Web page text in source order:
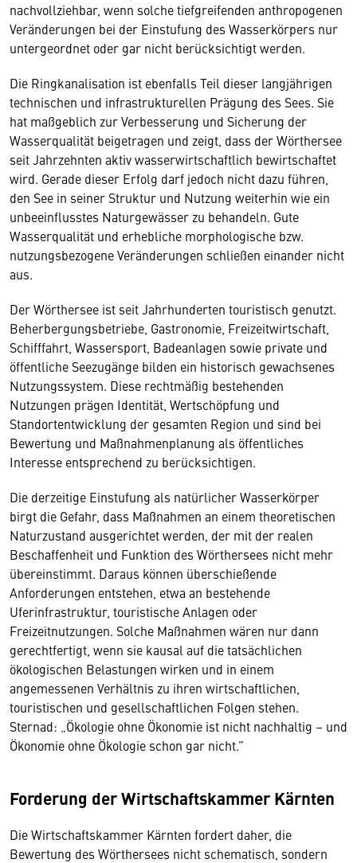
nachvollziehbar, wenn solche tiefgreifenden anthropogenen
Veränderungen bei der Einstufung des Wasserkörpers nur
untergeordnet oder gar nicht berücksichtigt werden.
Die Ringkanalisation ist ebenfalls Teil dieser langjährigen
technischen und infrastrukturellen Prägung des Sees. Sie
hat maßgeblich zur Verbesserung und Sicherung der
Wasserqualität beigetragen und zeigt, dass der Wörthersee
seit Jahrzehnten aktiv wasserwirtschaftlich bewirtschaftet
wird. Gerade dieser Erfolg darf jedoch nicht dazu führen,
den See in seiner Struktur und Nutzung weiterhin wie ein
unbeeinflusstes Naturgewässer zu behandeln. Gute
Wasserqualität und erhebliche morphologische bzw.
nutzungsbezogene Veränderungen schließen einander nicht
aus.
Der Wörthersee ist seit Jahrhunderten touristisch genutzt.
Beherbergungsbetriebe, Gastronomie, Freizeitwirtschaft,
Schifffahrt, Wassersport, Badeanlagen sowie private und
öffentliche Seezugänge bilden ein historisch gewachsenes
Nutzungssystem. Diese rechtmäßig bestehenden
Nutzungen prägen Identität, Wertschöpfung und
Standortentwicklung der gesamten Region und sind bei
Bewertung und Maßnahmenplanung als öffentliches
Interesse entsprechend zu berücksichtigen.
Die derzeitige Einstufung als natürlicher Wasserkörper
birgt die Gefahr, dass Maßnahmen an einem theoretischen
Naturzustand ausgerichtet werden, der mit der realen
Beschaffenheit und Funktion des Wörthersees nicht mehr
übereinstimmt. Daraus können überschießende
Anforderungen entstehen, etwa an bestehende
Uferinfrastruktur, touristische Anlagen oder
Freizeitnutzungen. Solche Maßnahmen wären nur dann
gerechtfertigt, wenn sie kausal auf die tatsächlichen
ökologischen Belastungen wirken und in einem
angemessenen Verhältnis zu ihren wirtschaftlichen,
touristischen und gesellschaftlichen Folgen stehen.
Sternad: „Ökologie ohne Ökonomie ist nicht nachhaltig – und
Ökonomie ohne Ökologie schon gar nicht.”
Forderung der Wirtschaftskammer Kärnten
Die Wirtschaftskammer Kärnten fordert daher, die
Bewertung des Wörthersees nicht schematisch, sondern